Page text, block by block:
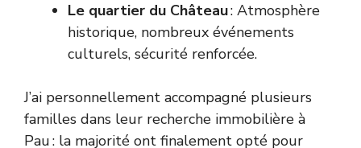
Le quartier du Château: Atmosphère
historique, nombreux événements
culturels, sécurité renforcée.
J’ai personnellement accompagné plusieurs
familles dans leur recherche immobilière à
Pau : la majorité ont finalement opté pour